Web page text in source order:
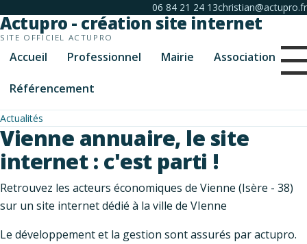
06 84 21 24 13christian@actupro.fr
Actupro - création site internet
SITE OFFICIEL ACTUPRO
Accueil Professionnel Mairie Association
Référencement
Actualités
Vienne annuaire, le site
internet : c'est parti !
Retrouvez les acteurs économiques de Vienne (Isère - 38)
sur un site internet dédié à la ville de VIenne
Le développement et la gestion sont assurés par actupro.